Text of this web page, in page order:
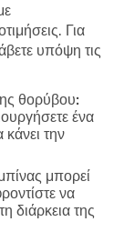
Για
υπόψη τις
θορύβου:
ένα
την
μπορεί
να
διάρκεια της